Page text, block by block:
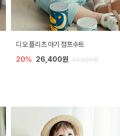
디오 플리츠 아기 점프수트
20% 26,400원 33,000원